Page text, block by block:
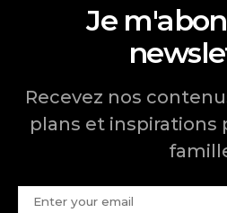
Je
Recevez nos
plans et inspirations